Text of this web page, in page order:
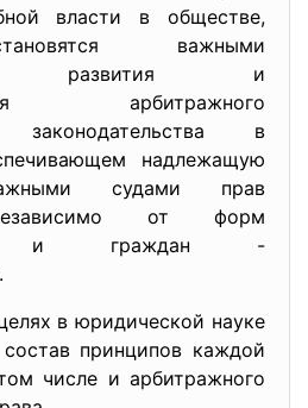
власти в обществе,
важными
развития и
арбитражного
законодательства в
надлежащую
судами прав
от форм
и граждан -
в юридической науке
принципов каждой
числе и арбитражного